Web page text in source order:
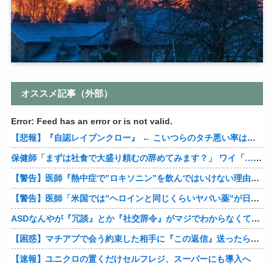
オススメ記事（外部）
Error: Feed has an error or is not valid.
【悲報】『自認レイブンクロー』 ← こいつらのタチ悪い率は異常
保健師「まずは社食で大盛り頼むの辞めてみます？」 ワイ「…食っちゃいけないものを売ってるのか？」
【警告】医師『熱中症で”ロキソニン”を飲んではいけない理由がこれ』
【警告】医師「米国では”ヘロインと同じくらいヤバい薬”が日本では平気で処方されてる」
ASDなんやが『冗談』とか『社交辞令』がマジでわからなくて怖い
【困惑】マチアプで会う約束した相手に『この返信』送ったらブロックされたんやが…
【速報】ユニクロの置くだけセルフレジ、スーパーにも導入へ